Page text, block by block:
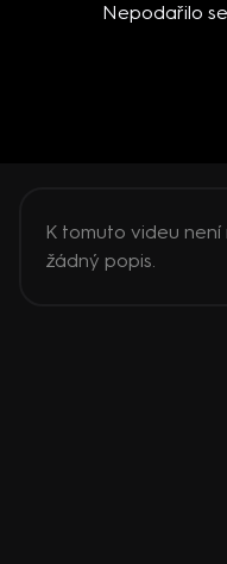
Nepodařilo
K tomuto videu
žádný popis.